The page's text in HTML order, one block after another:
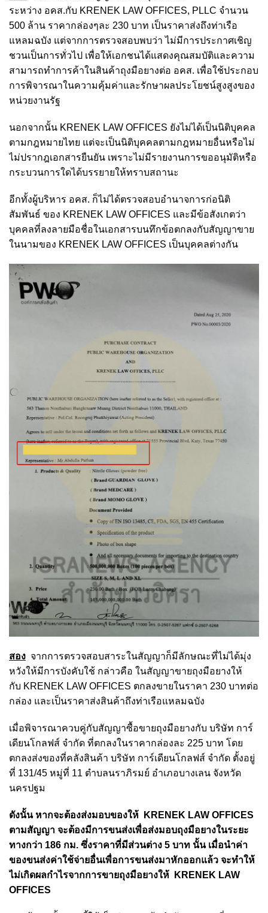
ระหว่าง อคส.กับ KRENEK LAW OFFICES, PLLC จำนวน
500 ล้าน ราคากล่องๆละ 230 บาท เป็นราคาส่งถึงท่าเรือ
แหลมฉบัง แต่จากการตรวจสอบพบว่า ไม่มีการประกาศเชิญ
ชวนเป็นการทั่วไป เพื่อให้เอกชนได้แสดงคุณสมบัติและความ
สามารถทำการค้าในสินค้าถุงมือยางต่อ อคส. เพื่อใช้ประกอบ
การพิจารณาในความคุ้มค่าและรักษาผลประโยชน์สูงสูงของ
หน่วยงานรัฐ
นอกจากนั้น KRENEK LAW OFFICES ยังไม่ได้เป็นนิติบุคคล
ตามกฎหมายไทย แต่จะเป็นนิติบุคคลตามกฎหมายอื่นหรือไม่
ไม่ปรากฎเอกสารยืนยัน เพราะไม่มีรายงานการขออนุมัติหรือ
กระบวนการใดได้บรรยายให้ทราบสถานะ
อีกทั้งผู้บริหาร อคส. ก็ไม่ได้ตรวจสอบอำนาจการก่อนิติ
สัมพันธ์ ของ KRENEK LAW OFFICES และมีข้อสังเกตว่า
บุคคลที่ลงลายมือชื่อในเอกสารบนทึกข้อตกลงกับสัญญาขาย
ในนามของ KRENEK LAW OFFICES เป็นบุคคลต่างกัน
สอง จากการตรวจสอบสาระในสัญญาก็มีลักษณะที่ไม่ได้มุ่ง
หวังให้มีการบังคับใช้ กล่าวคือ ในสัญญาขายถุงมือยางให้
กับ KRENEK LAW OFFICES ตกลงขายในราคา 230 บาทต่อ
กล่อง และเป็นราคาส่งสินค้าถึงท่าเรือแหลมฉบัง
เมื่อพิจารณาควบคู่กับสัญญาซื้อขายถุงมือยางกับ บริษัท การ์
เดียนโกลฟส์ จำกัด ที่ตกลงในราคากล่องละ 225 บาท โดย
ตกลงส่งของที่คลังสินค้า บริษัท การ์เดียนโกลฟส์ จำกัด ตั้งอยู่
ที่ 131/45 หมู่ที่ 11 ตำบลนราภิรมย์ อำเภอบางเลน จังหวัด
นครปฐม
ดังนั้น หากจะต้องส่งมอบของให้ KRENEK LAW OFFICES
ตามสัญญา จะต้องมีการขนส่งเพื่อส่งมอบถุงมือยางในระยะ
ทางกว่า 186 กม. ซึ่งราคาที่มีส่วนต่าง 5 บาท นั้น เมื่อนำค่า
ของขนส่งค่าใช้จ่ายอื่นเพื่อการขนส่งมาหักออกแล้ว จะทำให้
ไม่เกิดผลกำไรจากการขายถุงมือยางให้ KRENEK LAW
OFFICES